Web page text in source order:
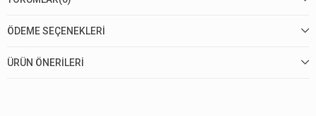
ÖDEME SEÇENEKLERI
ÜRÜN ÖNERILERI